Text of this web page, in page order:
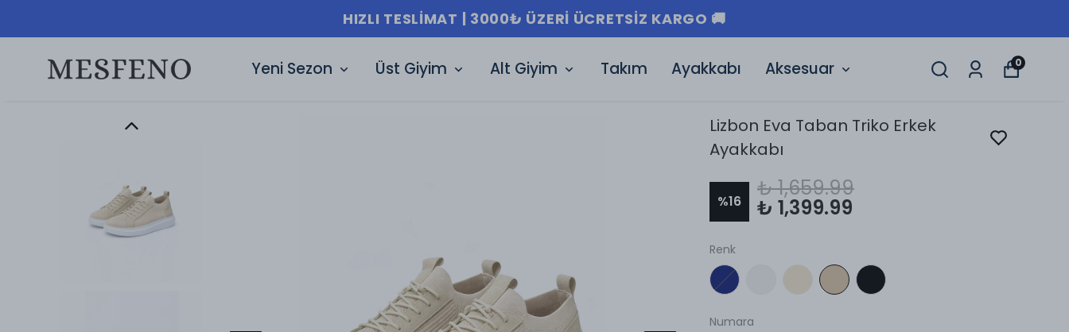
HIZLI TESLIMAT | 3000₺ ÜZERI ÜCRETSIZ KARGO 🚚
Yeni Sezon Üst Giyim Alt Giyim Takım Ayakkabı Aksesuar 0
Lizbon Eva Taban Triko Erkek
Ayakkabı
%16
₺ 1,659.99
₺ 1,399.99
Renk
Numara